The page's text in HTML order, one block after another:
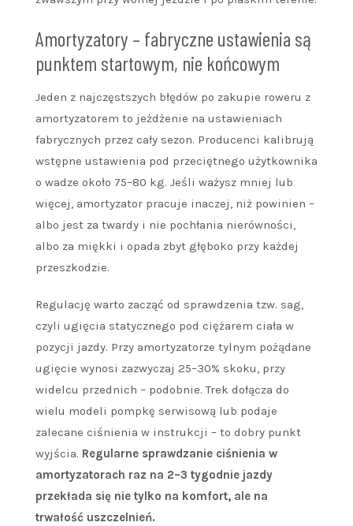
Amortyzatory – fabryczne ustawienia są
punktem startowym, nie końcowym
Jeden z najczęstszych błędów po zakupie roweru z
amortyzatorem to jeżdżenie na ustawieniach
fabrycznych przez cały sezon. Producenci kalibrują
wstępne ustawienia pod przeciętnego użytkownika
o wadze około 75–80 kg. Jeśli ważysz mniej lub
więcej, amortyzator pracuje inaczej, niż powinien –
albo jest za twardy i nie pochłania nierówności,
albo za miękki i opada zbyt głęboko przy każdej
przeszkodzie.
Regulację warto zacząć od sprawdzenia tzw. sag,
czyli ugięcia statycznego pod ciężarem ciała w
pozycji jazdy. Przy amortyzatorze tylnym pożądane
ugięcie wynosi zazwyczaj 25–30% skoku, przy
widelcu przednich – podobnie. Trek dołącza do
wielu modeli pompkę serwisową lub podaje
zalecane ciśnienia w instrukcji – to dobry punkt
wyjścia. Regularne sprawdzanie ciśnienia w
amortyzatorach raz na 2–3 tygodnie jazdy
przekłada się nie tylko na komfort, ale na
trwałość uszczelnień.